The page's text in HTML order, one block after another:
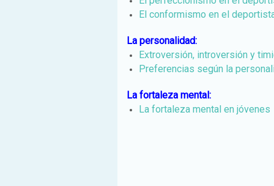
El conformismo en el
La personalidad:
Extroversión, introversión y
Preferencias según la
La fortaleza mental:
La fortaleza mental en jóvenes